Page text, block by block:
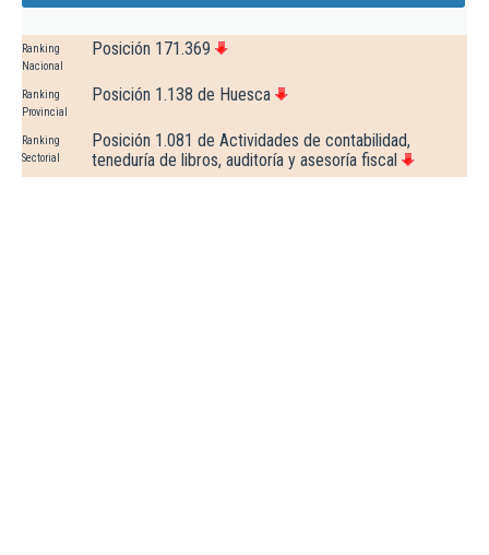
Ranking
Nacional
Posición 171.369
Ranking
Provincial
Posición 1.138 de Huesca
Ranking
Sectorial
Posición 1.081 de Actividades de contabilidad,
teneduría de libros, auditoría y asesoría fiscal